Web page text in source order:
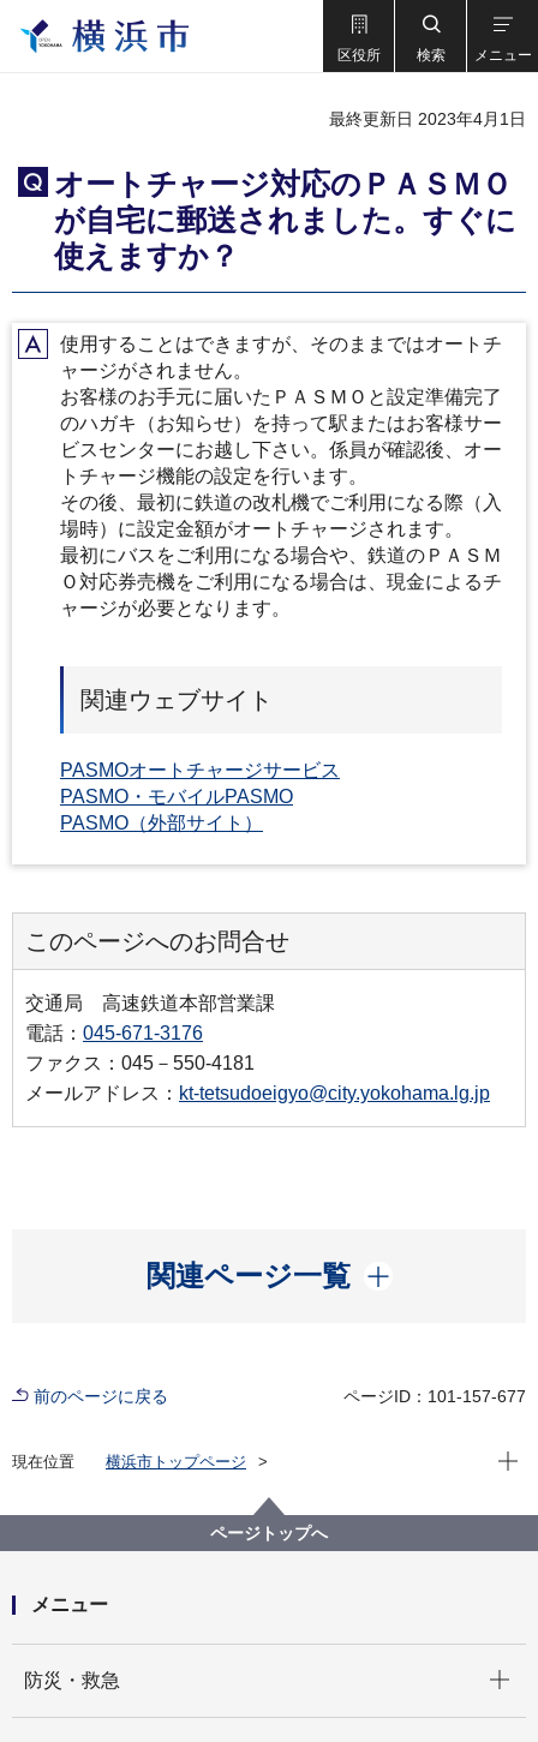
区役所 検索 メニュー
最終更新日 2023年4月1日
Q
オートチャージ対応のＰＡＳＭＯ
が自宅に郵送されました。すぐに
使えますか？
A使用することはできますが、そのままではオートチ
ャージがされません。
お客様のお手元に届いたＰＡＳＭＯと設定準備完了
のハガキ（お知らせ）を持って駅またはお客様サー
ビスセンターにお越し下さい。係員が確認後、オー
トチャージ機能の設定を行います。
その後、最初に鉄道の改札機でご利用になる際（入
場時）に設定金額がオートチャージされます。
最初にバスをご利用になる場合や、鉄道のＰＡＳＭ
Ｏ対応券売機をご利用になる場合は、現金によるチ
ャージが必要となります。
関連ウェブサイト
PASMOオートチャージサービス
PASMO・モバイルPASMO
PASMO（外部サイト）
このページへのお問合せ
交通局 高速鉄道本部営業課
電話： 045-671-3176
ファクス：045－550-4181
メールアドレス： kt-tetsudoeigyo@city.yokohama.lg.jp
関連ページ一覧
開く
前のページに戻る ページID：101-157-677
現在位置
横浜市トップページ
交通局
高速鉄道本部営業課
オートチャージ対応のＰＡＳＭＯが自宅に郵送されま
現在
ページトップへ
メニュー
防災・救急